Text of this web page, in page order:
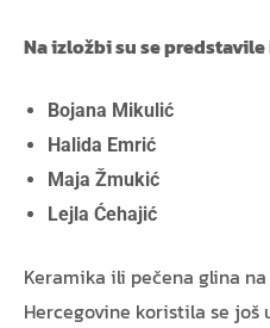
Na izložbi su se
Bojana Mikulić
Halida Emrić
Maja Žmukić
Lejla Ćehajić
Keramika ili pečena glina
Hercegovine koristila se još